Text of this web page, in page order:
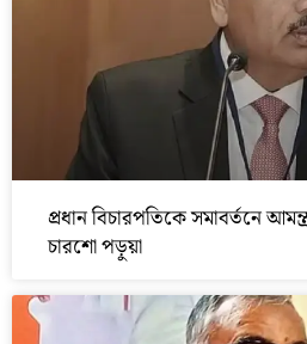
প্রধান বিচারপতিকে সমাবর্তনে
চারশো পড়ুয়া